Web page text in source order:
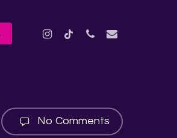
INSTAGRAM
TIKTOKPHONEEMAIL
No Comments